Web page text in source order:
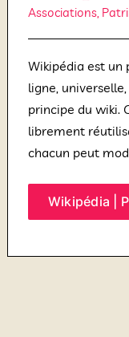
Associations,
Wikipédia est un
ligne,
principe du wiki.
librement
chacun peut
Wikipédia |